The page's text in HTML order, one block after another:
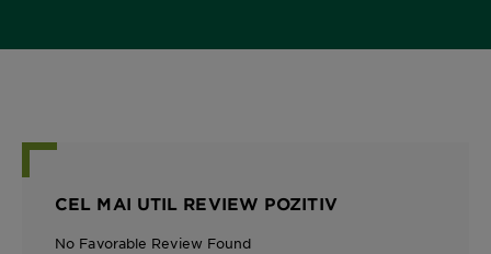
CEL MAI UTIL REVIEW POZITIV
No Favorable Review Found